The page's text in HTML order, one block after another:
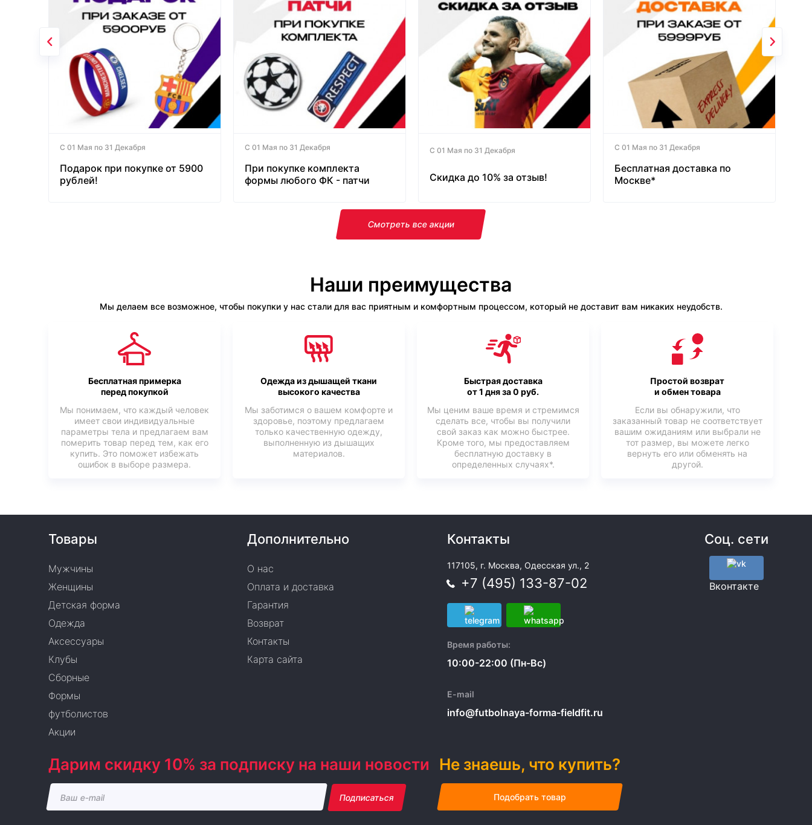
С 01 Мая по 31 Декабря
Подарок при покупке от 5900
рублей!
С 01 Мая по 31 Декабря
При покупке комплекта
формы любого ФК - патчи
С 01 Мая по 31 Декабря
Скидка до 10% за отзыв!
С 01 Мая по 31 Декабря
Бесплатная доставка по
Москве*
Смотреть все акции
Наши преимущества
Мы делаем все возможное, чтобы покупки у нас стали для вас приятным и комфортным процессом, который не доставит вам никаких неудобств.
Бесплатная примерка
перед покупкой
Мы понимаем, что каждый человек
имеет свои индивидуальные
параметры тела и предлагаем вам
померить товар перед тем, как его
купить. Это поможет избежать
ошибок в выборе размера.
Одежда из дышащей ткани
высокого качества
Мы заботимся о вашем комфорте и
здоровье, поэтому предлагаем
только качественную одежду,
выполненную из дышащих
материалов.
Быстрая доставка
от 1 дня за 0 руб.
Мы ценим ваше время и стремимся
сделать все, чтобы вы получили
свой заказ как можно быстрее.
Кроме того, мы предоставляем
бесплатную доставку в
определенных случаях*.
Простой возврат
и обмен товара
Если вы обнаружили, что
заказанный товар не соответствует
вашим ожиданиям или выбрали не
тот размер, вы можете легко
вернуть его или обменять на
другой.
Товары
Мужчины
Женщины
Детская форма
Одежда
Аксессуары
Клубы
Сборные
Формы
футболистов
Акции
Дополнительно
О нас
Оплата и доставка
Гарантия
Возврат
Контакты
Карта сайта
Контакты
117105, г. Москва, Одесская ул., 2
+7 (495) 133-87-02
Время работы:
10:00-22:00 (Пн-Вс)
E-mail
info@futbolnaya-forma-fieldfit.ru
Соц. сети
Вконтакте
Дарим скидку 10% за подписку на наши новости
Подписаться
Не знаешь, что купить?
Подобрать товар